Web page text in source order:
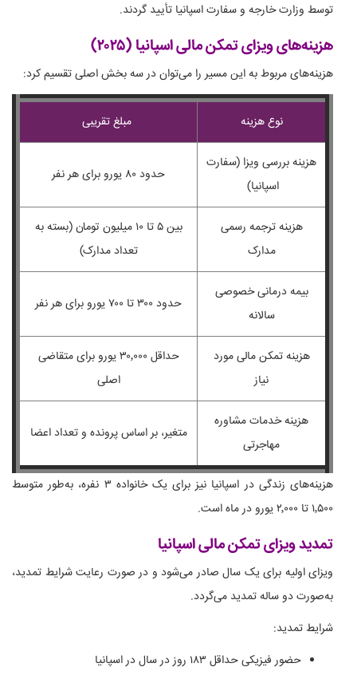
توسط وزارت خارجه و سفارت اسپانیا تأیید گردند.
هزینه‌های ویزای تمکن مالی اسپانیا (۲۰۲۵)
هزینه‌های مربوط به این مسیر را می‌توان در سه بخش اصلی تقسیم کرد:
نوع هزینه مبلغ تقریبی
هزینه بررسی ویزا (سفارت
اسپانیا)
حدود ۸۰ یورو برای هر نفر
هزینه ترجمه رسمی
مدارک
بین ۵ تا ۱۰ میلیون تومان (بسته به
تعداد مدارک)
بیمه درمانی خصوصی
سالانه
حدود ۳۰۰ تا ۷۰۰ یورو برای هر نفر
هزینه تمکن مالی مورد
نیاز
حداقل ۳۰٬۰۰۰ یورو برای متقاضی
اصلی
هزینه خدمات مشاوره
مهاجرتی
متغیر، بر اساس پرونده و تعداد اعضا
هزینه‌های زندگی در اسپانیا نیز برای یک خانواده ۳ نفره، به‌طور متوسط
۱٬۵۰۰ تا ۲٬۰۰۰ یورو در ماه است.
تمدید ویزای تمکن مالی اسپانیا
ویزای اولیه برای یک سال صادر می‌شود و در صورت رعایت شرایط تمدید،
به‌صورت دو ساله تمدید می‌گردد.
شرایط تمدید:
حضور فیزیکی حداقل ۱۸۳ روز در سال در اسپانیا